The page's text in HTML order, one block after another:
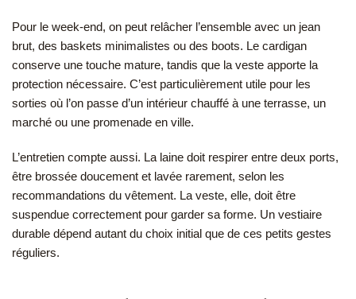
Pour le week-end, on peut relâcher l’ensemble avec un jean
brut, des baskets minimalistes ou des boots. Le cardigan
conserve une touche mature, tandis que la veste apporte la
protection nécessaire. C’est particulièrement utile pour les
sorties où l’on passe d’un intérieur chauffé à une terrasse, un
marché ou une promenade en ville.
L’entretien compte aussi. La laine doit respirer entre deux ports,
être brossée doucement et lavée rarement, selon les
recommandations du vêtement. La veste, elle, doit être
suspendue correctement pour garder sa forme. Un vestiaire
durable dépend autant du choix initial que de ces petits gestes
réguliers.